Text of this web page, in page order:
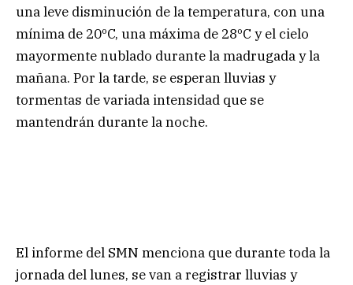
una leve disminución de la temperatura, con una
mínima de 20ºC, una máxima de 28ºC y el cielo
mayormente nublado durante la madrugada y la
mañana. Por la tarde, se esperan lluvias y
tormentas de variada intensidad que se
mantendrán durante la noche.
El informe del SMN menciona que durante toda la
jornada del lunes, se van a registrar lluvias y